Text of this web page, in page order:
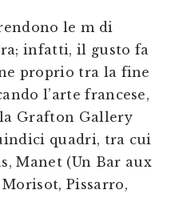
le m di
infatti, il gusto fa
proprio tra la fine
l’arte francese,
Grafton Gallery
quadri, tra cui
Manet (Un Bar aux
Pissarro,